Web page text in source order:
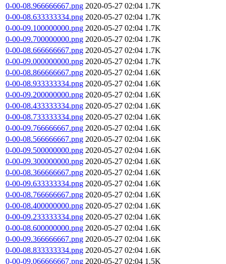
0-00-08.966666667.png 2020-05-27 02:04 1.7K
0-00-08.633333334.png 2020-05-27 02:04 1.7K
0-00-09.100000000.png 2020-05-27 02:04 1.7K
0-00-09.700000000.png 2020-05-27 02:04 1.7K
0-00-08.666666667.png 2020-05-27 02:04 1.7K
0-00-09.000000000.png 2020-05-27 02:04 1.7K
0-00-08.866666667.png 2020-05-27 02:04 1.6K
0-00-08.933333334.png 2020-05-27 02:04 1.6K
0-00-09.200000000.png 2020-05-27 02:04 1.6K
0-00-08.433333334.png 2020-05-27 02:04 1.6K
0-00-08.733333334.png 2020-05-27 02:04 1.6K
0-00-09.766666667.png 2020-05-27 02:04 1.6K
0-00-08.566666667.png 2020-05-27 02:04 1.6K
0-00-09.500000000.png 2020-05-27 02:04 1.6K
0-00-09.300000000.png 2020-05-27 02:04 1.6K
0-00-08.366666667.png 2020-05-27 02:04 1.6K
0-00-09.633333334.png 2020-05-27 02:04 1.6K
0-00-08.766666667.png 2020-05-27 02:04 1.6K
0-00-08.400000000.png 2020-05-27 02:04 1.6K
0-00-09.233333334.png 2020-05-27 02:04 1.6K
0-00-08.600000000.png 2020-05-27 02:04 1.6K
0-00-09.366666667.png 2020-05-27 02:04 1.6K
0-00-08.833333334.png 2020-05-27 02:04 1.6K
0-00-09.066666667.png 2020-05-27 02:04 1.5K